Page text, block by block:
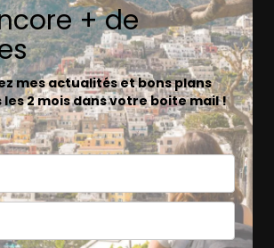
+ de
mes actualités et bons plans
2 mois dans votre boite mail !